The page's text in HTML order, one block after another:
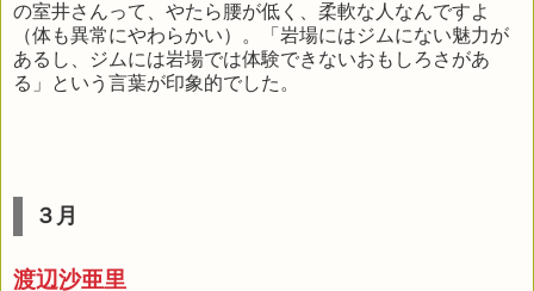
の室井さんって、やたら腰が低く、柔軟な人なんですよ
（体も異常にやわらかい）。「岩場にはジムにない魅力が
あるし、ジムには岩場では体験できないおもしろさがあ
る」という言葉が印象的でした。
３月
渡辺沙亜里